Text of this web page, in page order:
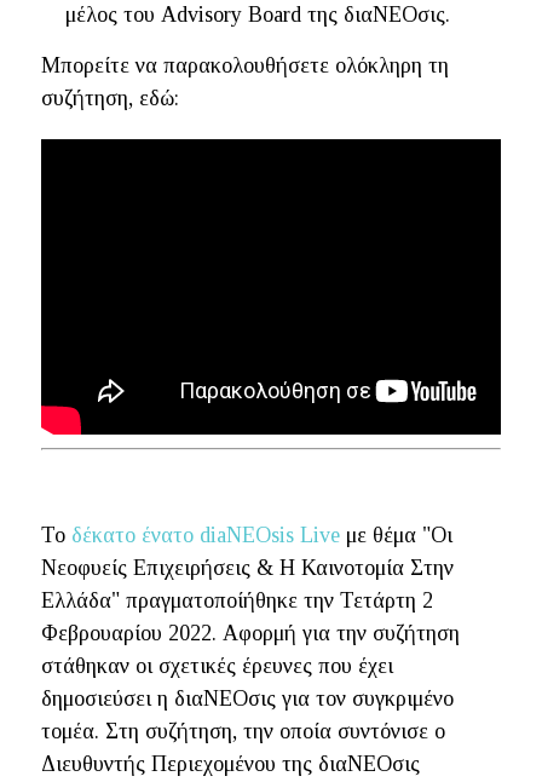
μέλος του Advisory Board της διαΝΕΟσις.
Mπορείτε να παρακολουθήσετε ολόκληρη τη
συζήτηση, εδώ:
Το δέκατο ένατο diaNEOsis Liveμε θέμα "Οι
Νεοφυείς Επιχειρήσεις & Η Καινοτομία Στην
Ελλάδα" πραγματοποίήθηκε την Τετάρτη 2
Φεβρουαρίου 2022. Αφορμή για την συζήτηση
στάθηκαν οι σχετικές έρευνες που έχει
δημοσιεύσει η διαΝΕΟσις για τον συγκριμένο
τομέα. Στη συζήτηση, την οποία συντόνισε ο
Διευθυντής Περιεχομένου της διαΝΕΟσις